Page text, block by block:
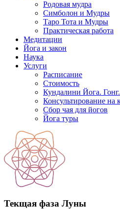
Родовая мудра
Симболон и Мудры
Таро Тота и Мудры
Практическая работа
Медитации
Йога и закон
Наука
Услуги
Расписание
Стоимость
Кундалини Йога. Гонг.
Консультирование на
Сбор чая для йогов
Йога туры
Текщая фаза Луны